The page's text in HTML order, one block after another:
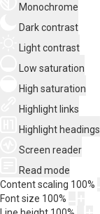
Monochrome
Dark contrast
Light contrast
Low saturation
High saturation
Highlight links
Highlight headings
Screen reader
Read mode
Content scaling 100%
Font size 100%